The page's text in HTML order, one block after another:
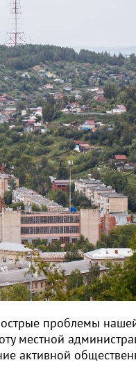
острые проблемы
местной
активной